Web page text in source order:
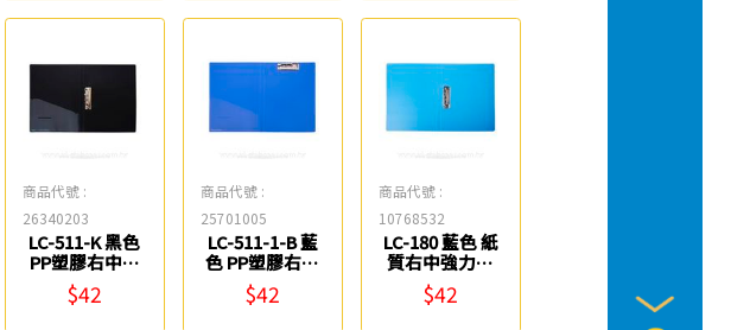
商品代號 :
26340203
LC-511-K 黑色
PP塑膠右中強
力夾 連勤牌
$42
商品代號 :
25701005
LC-511-1-B 藍
色 PP塑膠右上
強力夾 連勤牌
$42
商品代號 :
10768532
LC-180 藍色 紙
質右中強力夾
連勤牌
$42